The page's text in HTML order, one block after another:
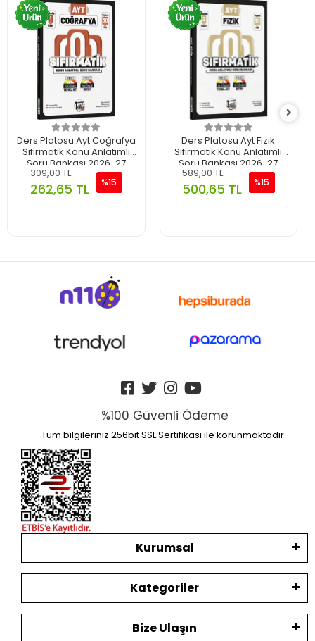
Ders Platosu Ayt Coğrafya
Sıfırmatik Konu Anlatımlı
Soru Bankası 2026-27
309,00 TL
262,65 TL %15
Ders Platosu Ayt Fizik
Sıfırmatik Konu Anlatımlı
Soru Bankası 2026-27
589,00 TL
500,65 TL %15
%100 Güvenli Ödeme
Tüm bilgileriniz 256bit SSL Sertifikası ile korunmaktadır.
Kurumsal
Kategoriler
Bize Ulaşın